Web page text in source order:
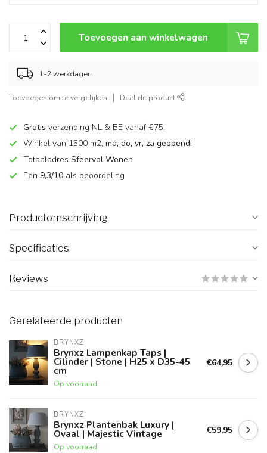
Toevoegen aan winkelwagen
1-2 werkdagen
Toevoegen om te vergelijken Deel dit product
Gratis verzending NL & BE vanaf €75!
Winkel van 1500 m2, ma, do, vr, za geopend!
Totaaladres Sfeervol Wonen
Een 9,3/10 als beoordeling
Productomschrijving
Specificaties
Reviews
Gerelateerde producten
BRYNXZ
Brynxz Lampenkap Taps |
Cilinder | Stone | H25 x D35-45
cm
Op voorraad
€64,95
BRYNXZ
Brynxz Plantenbak Luxury |
Ovaal | Majestic Vintage
Op voorraad
€59,95